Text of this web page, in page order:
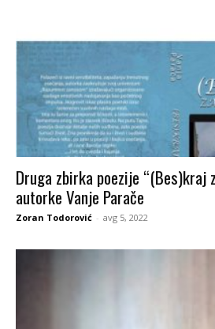
Druga zbirka poezije “(Bes)kraj
autorke Vanje Parače
Zoran Todorović - avg 5, 2022